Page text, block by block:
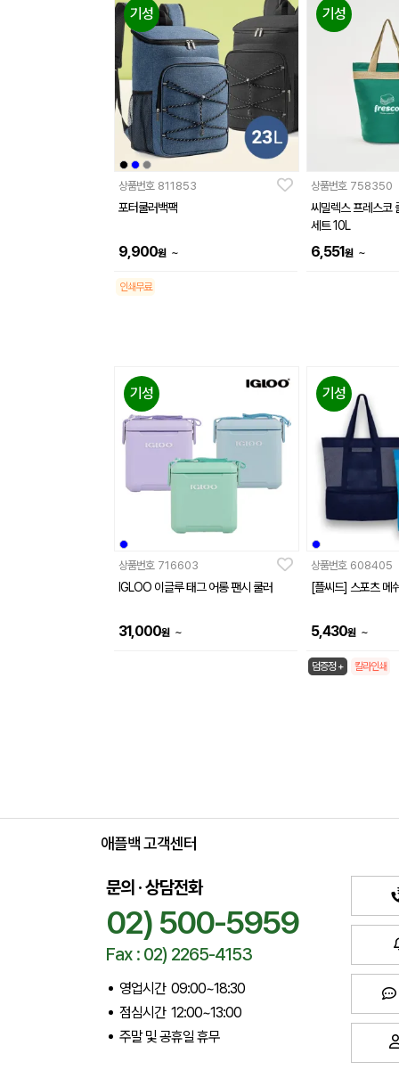
기성
상품번호 811853
포터쿨러백팩
9,900원 ~
인쇄무료
기성
상품번호 758350
씨밀렉스 프레스코
세트 10L
6,551원 ~
기성
상품번호 716603
IGLOO 이글루 태그 어롱 팬시 쿨러
31,000원 ~
기성
상품번호 608405
[플씨드] 스포츠 메
5,430원 ~
덤증정 + 칼라인쇄
애플백 고객센터
문의 · 상담전화
02) 500-5959
Fax : 02) 2265-4153
영업시간 09:00~18:30
점심시간 12:00~13:00
주말 및 공휴일 휴무